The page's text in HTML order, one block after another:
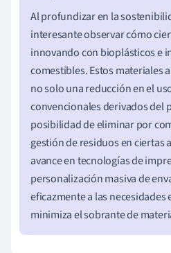
Al profundizar en la
interesante observar cómo
innovando con bioplásticos e
comestibles. Estos materiales
no solo una reducción en el
convencionales derivados del
posibilidad de eliminar por
gestión de residuos en ciertas
avance en tecnologías de
personalización masiva de
eficazmente a las necesidades
minimiza el sobrante de